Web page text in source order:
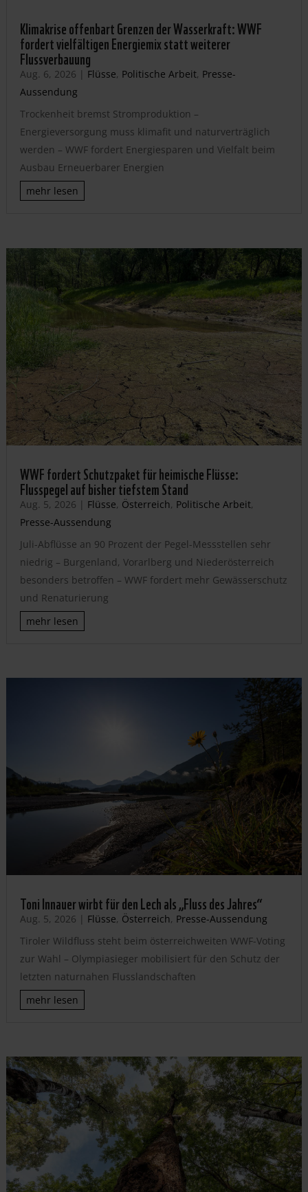
Klimakrise offenbart Grenzen der Wasserkraft: WWF
fordert vielfältigen Energiemix statt weiterer
Flussverbauung
Aug. 6, 2026 | Flüsse, Politische Arbeit, Presse-
Aussendung
Trockenheit bremst Stromproduktion –
Energieversorgung muss klimafit und naturverträglich
werden – WWF fordert Energiesparen und Vielfalt beim
Ausbau Erneuerbarer Energien
mehr lesen
WWF fordert Schutzpaket für heimische Flüsse:
Flusspegel auf bisher tiefstem Stand
Aug. 5, 2026 | Flüsse, Österreich, Politische Arbeit,
Presse-Aussendung
Juli-Abflüsse an 90 Prozent der Pegel-Messstellen sehr
niedrig – Burgenland, Vorarlberg und Niederösterreich
besonders betroffen – WWF fordert mehr Gewässerschutz
und Renaturierung
mehr lesen
Toni Innauer wirbt für den Lech als „Fluss des Jahres“
Aug. 5, 2026 | Flüsse, Österreich, Presse-Aussendung
Tiroler Wildfluss steht beim österreichweiten WWF-Voting
zur Wahl – Olympiasieger mobilisiert für den Schutz der
letzten naturnahen Flusslandschaften
mehr lesen